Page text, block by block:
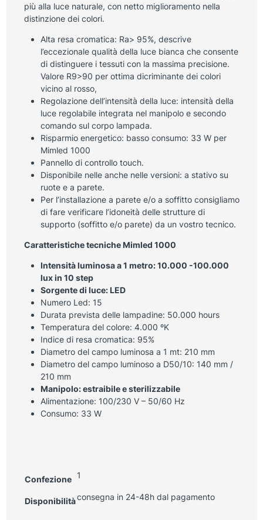
più alla luce naturale, con netto miglioramento nella
distinzione dei colori.
Alta resa cromatica: Ra> 95%, descrive
l’eccezionale qualità della luce bianca che consente
di distinguere i tessuti con la massima precisione.
Valore R9>90 per ottima dicriminante dei colori
vicino al rosso,
Regolazione dell’intensità della luce: intensità della
luce regolabile integrata nel manipolo e secondo
comando sul corpo lampada.
Risparmio energetico: basso consumo: 33 W per
Mimled 1000
Pannello di controllo touch.
Disponibile nelle anche nelle versioni: a stativo su
ruote e a parete.
Per l’installazione a parete e/o a soffitto consigliamo
di fare verificare l’idoneità delle strutture di
supporto (soffitto e/o parete) da un vostro tecnico.
Caratteristiche tecniche Mimled 1000
Intensità luminosa a1 metro: 10.000 -100.000
lux in 10 step
Sorgente di luce: LED
Numero Led: 15
Durata prevista delle lampadine: 50.000 hours
Temperatura del colore: 4.000 ºK
Indice di resa cromatica: 95%
Diametro del campo luminosa a 1 mt: 210 mm
Diametro del campo luminoso a D50/10: 140 mm /
210 mm
Manipolo: estraibile e sterilizzabile
Alimentazione: 100/230 V – 50/60 Hz
Consumo: 33 W
Confezione 1
Disponibilitàconsegna in 24-48h dal pagamento